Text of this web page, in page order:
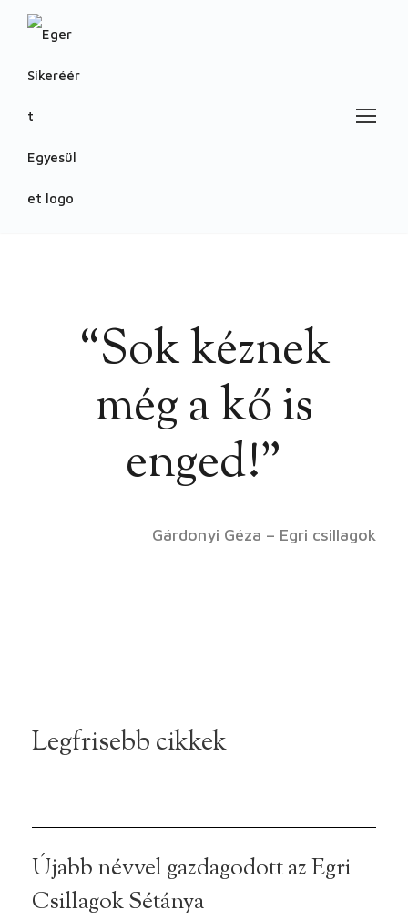
“Sok kéznek
még a kő is
enged!”
Gárdonyi Géza – Egri csillagok
Legfrisebb cikkek
Újabb névvel gazdagodott az Egri
Csillagok Sétánya